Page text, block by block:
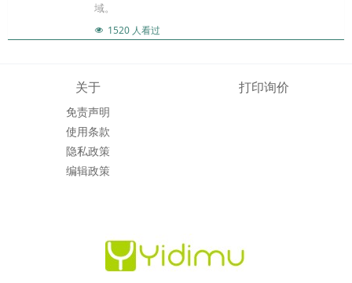
域。
1520 人看过
关于
免责声明
使用条款
隐私政策
编辑政策
打印询价